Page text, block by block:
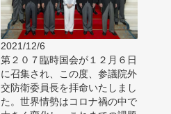
2021/12/6
第２０７臨時国会が１２月６日
に召集され、この度、参議院外
交防衛委員長を拝命いたしまし
た。世界情勢はコロナ禍の中で